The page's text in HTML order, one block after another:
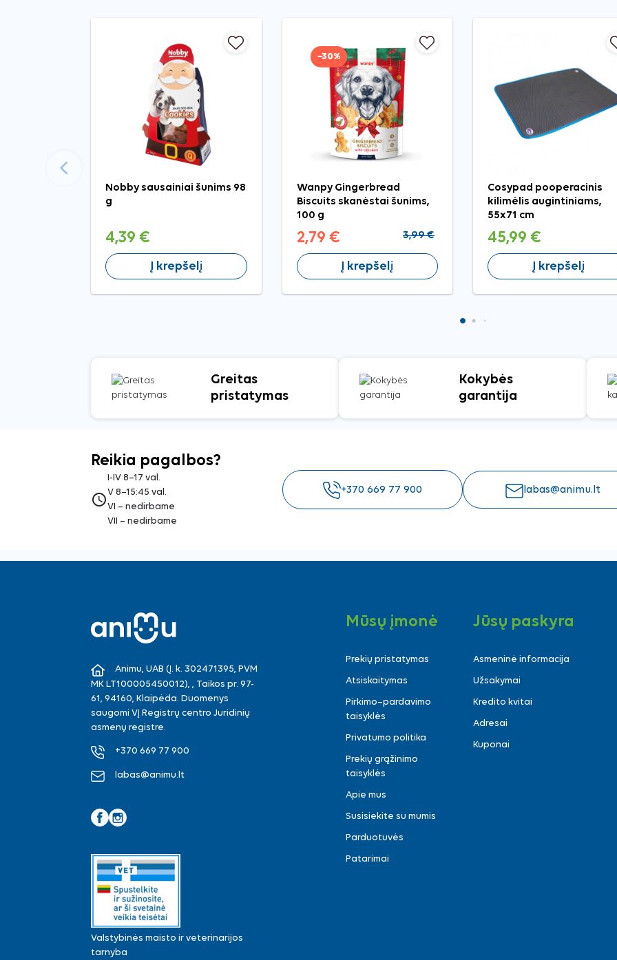
Nobby sausainiai šunims 98
g
4,39 €
Į krepšelį
−30%
Wanpy Gingerbread
Biscuits skanėstai šunims,
100 g
2,79 € 3,99 €
Į krepšelį
Cosypad pooperacinis
kilimėlis augintiniams,
55x71 cm
45,99 €
Į krepšelį
Greitas
pristatymas
Kokybės
garantija
Reikia pagalbos?
access_time
I-IV 8–17 val.
V 8–15:45 val.
VI – nedirbame
VII – nedirbame
+370 669 77 900 labas@animu.lt
Animu, UAB (Į. k. 302471395, PVM
MK LT100005450012), , Taikos pr. 97-
61, 94160, Klaipėda. Duomenys
saugomi VĮ Registrų centro Juridinių
asmenų registre.
+370 669 77 900
labas@animu.lt
Valstybinės maisto ir veterinarijos
tarnyba
Mūsų įmonė
Prekių pristatymas
Atsiskaitymas
Pirkimo–pardavimo
taisyklės
Privatumo politika
Prekių grąžinimo
taisyklės
Apie mus
Susisiekite su mumis
Parduotuvės
Patarimai
Jūsų paskyra
Asmeninė informacija
Užsakymai
Kredito kvitai
Adresai
Kuponai